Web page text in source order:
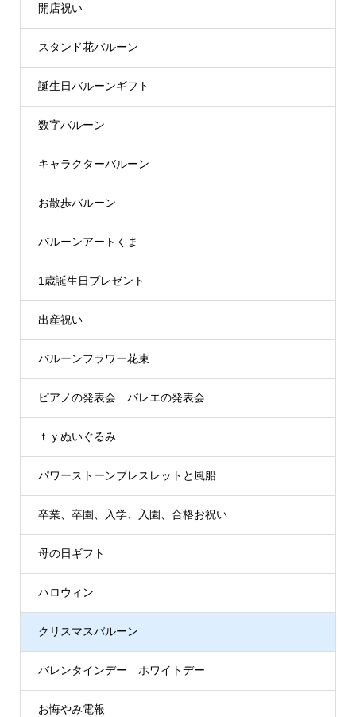
開店祝い
スタンド花バルーン
誕生日バルーンギフト
数字バルーン
キャラクターバルーン
お散歩バルーン
バルーンアートくま
1歳誕生日プレゼント
出産祝い
バルーンフラワー花束
ピアノの発表会 バレエの発表会
ｔｙぬいぐるみ
パワーストーンブレスレットと風船
卒業、卒園、入学、入園、合格お祝い
母の日ギフト
ハロウィン
クリスマスバルーン
バレンタインデー ホワイトデー
お悔やみ電報